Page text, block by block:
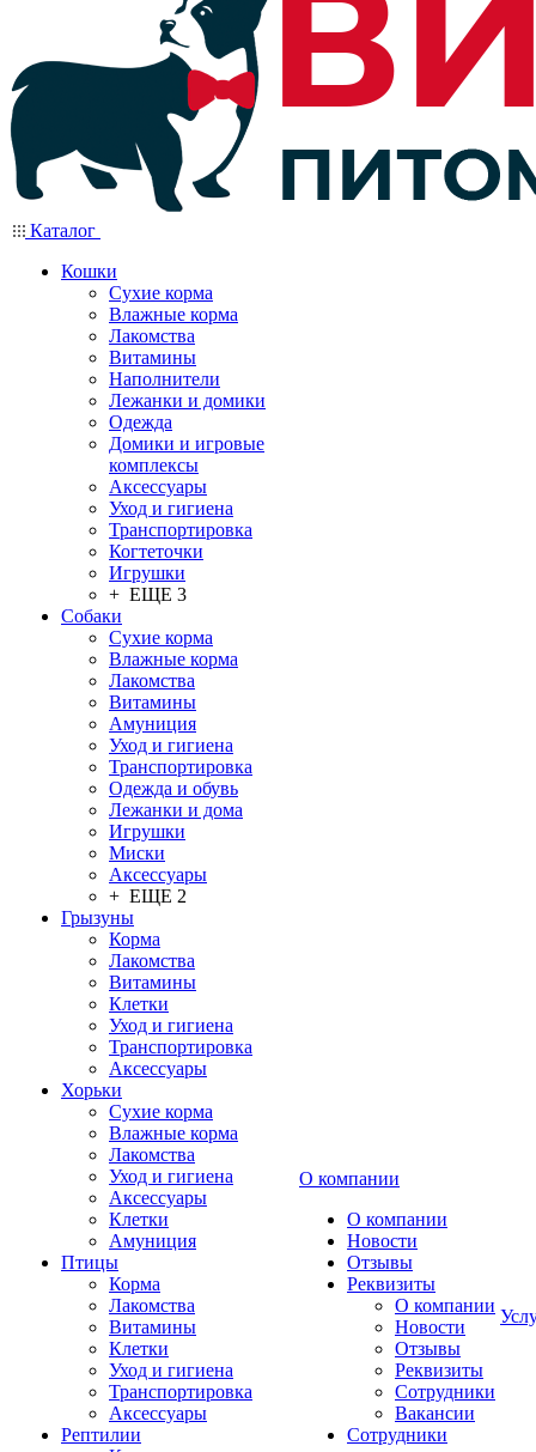
Каталог
Кошки
Сухие корма
Влажные корма
Лакомства
Витамины
Наполнители
Лежанки и домики
Одежда
Домики и игровые
комплексы
Аксессуары
Уход и гигиена
Транспортировка
Когтеточки
Игрушки
+ ЕЩЕ 3
Собаки
Сухие корма
Влажные корма
Лакомства
Витамины
Амуниция
Уход и гигиена
Транспортировка
Одежда и обувь
Лежанки и дома
Игрушки
Миски
Аксессуары
+ ЕЩЕ 2
Грызуны
Корма
Лакомства
Витамины
Клетки
Уход и гигиена
Транспортировка
Аксессуары
Хорьки
Сухие корма
Влажные корма
Лакомства
Уход и гигиена
Аксессуары
Клетки
Амуниция
Птицы
Корма
Лакомства
Витамины
Клетки
Уход и гигиена
Транспортировка
Аксессуары
Рептилии
О компании
О компании
Новости
Отзывы
Реквизиты
О компании
Новости
Отзывы
Реквизиты
Сотрудники
Вакансии
Сотрудники